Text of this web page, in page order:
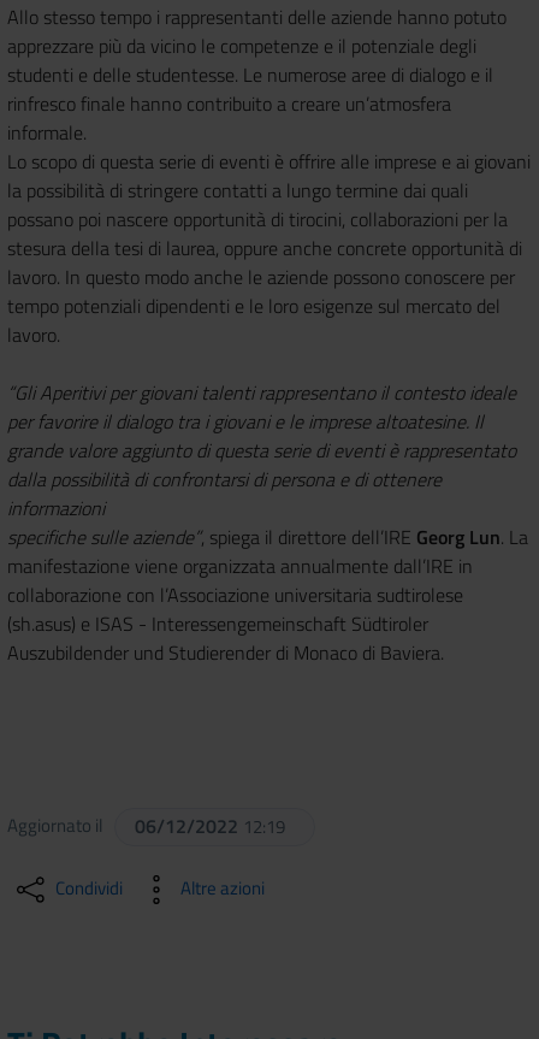
Allo stesso tempo i rappresentanti delle aziende hanno potuto
apprezzare più da vicino le competenze e il potenziale degli
studenti e delle studentesse. Le numerose aree di dialogo e il
rinfresco finale hanno contribuito a creare un’atmosfera
informale.
Lo scopo di questa serie di eventi è offrire alle imprese e ai giovani
la possibilità di stringere contatti a lungo termine dai quali
possano poi nascere opportunità di tirocini, collaborazioni per la
stesura della tesi di laurea, oppure anche concrete opportunità di
lavoro. In questo modo anche le aziende possono conoscere per
tempo potenziali dipendenti e le loro esigenze sul mercato del
lavoro.
“Gli Aperitivi per giovani talenti rappresentano il contesto ideale
per favorire il dialogo tra i giovani e le imprese altoatesine. Il
grande valore aggiunto di questa serie di eventi è rappresentato
dalla possibilità di confrontarsi di persona e di ottenere
informazioni
specifiche sulle aziende”, spiega il direttore dell’IRE Georg Lun. La
manifestazione viene organizzata annualmente dall’IRE in
collaborazione con l’Associazione universitaria sudtirolese
(sh.asus) e ISAS - Interessengemeinschaft Südtiroler
Auszubildender und Studierender di Monaco di Baviera.
Aggiornato il 06/12/2022 12:19
Condividi Altre azioni